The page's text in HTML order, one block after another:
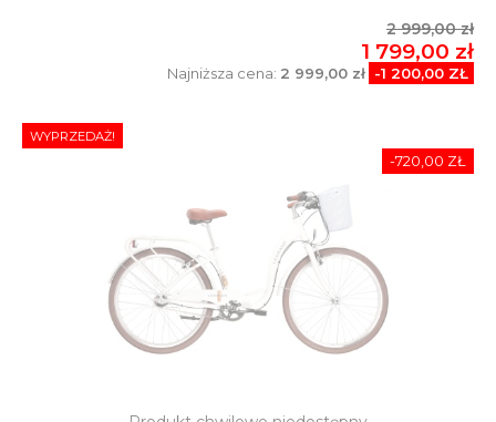
2 999,00 zł
1 799,00 zł
Najniższa cena: 2 999,00 zł -1 200,00 ZŁ
WYPRZEDAŻ!
-720,00 ZŁ